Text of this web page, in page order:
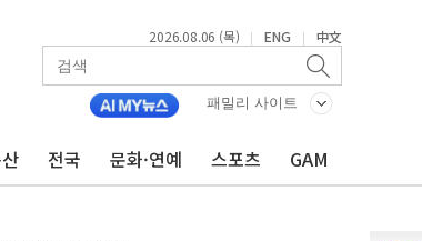
2026.08.06 (목) | ENG | 中文
패밀리 사이트
전국 문화·연예 스포츠 GAM
계약
84.6% 참여